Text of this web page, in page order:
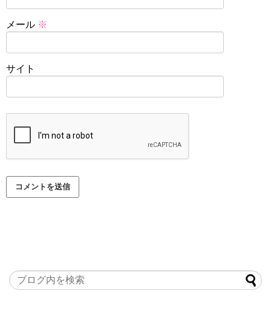
メール ※
サイト